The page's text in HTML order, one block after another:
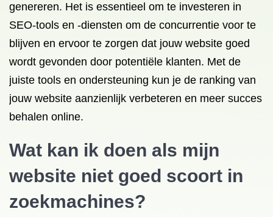
genereren. Het is essentieel om te investeren in
SEO-tools en -diensten om de concurrentie voor te
blijven en ervoor te zorgen dat jouw website goed
wordt gevonden door potentiële klanten. Met de
juiste tools en ondersteuning kun je de ranking van
jouw website aanzienlijk verbeteren en meer succes
behalen online.
Wat kan ik doen als mijn
website niet goed scoort in
zoekmachines?